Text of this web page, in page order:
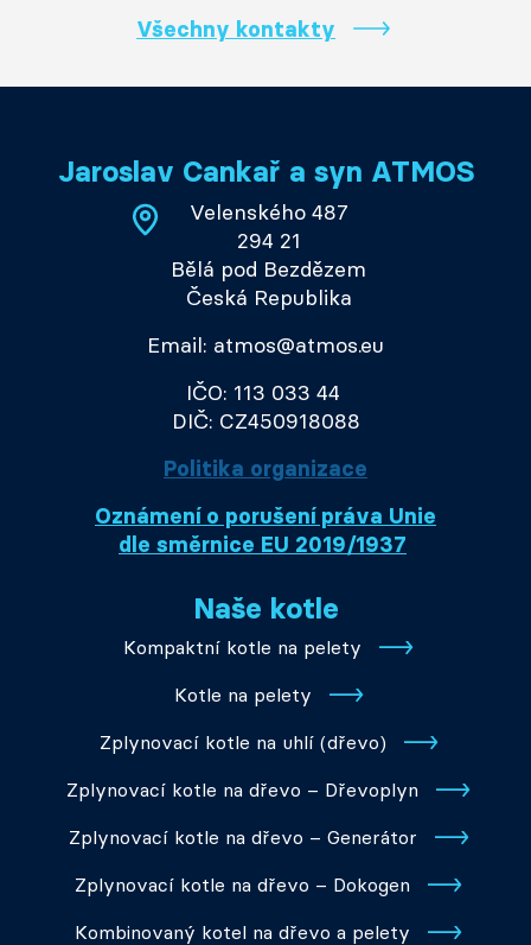
Všechny kontakty
Jaroslav Cankař a syn ATMOS
Velenského 487
294 21
Bělá pod Bezdězem
Česká Republika
Email: atmos@atmos.eu
IČO: 113 033 44
DIČ: CZ450918088
Politika organizace
Oznámení o porušení práva Unie
dle směrnice EU 2019/1937
Naše kotle
Kompaktní kotle na pelety
Kotle na pelety
Zplynovací kotle na uhlí (dřevo)
Zplynovací kotle na dřevo – Dřevoplyn
Zplynovací kotle na dřevo – Generátor
Zplynovací kotle na dřevo – Dokogen
Kombinovaný kotel na dřevo a pelety